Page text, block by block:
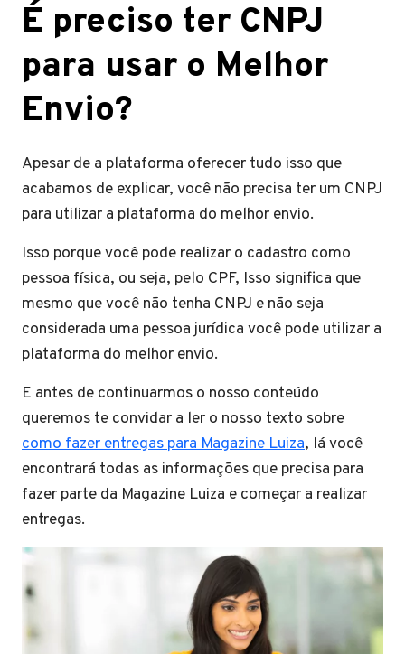
É preciso ter CNPJ
para usar o Melhor
Envio?
Apesar de a plataforma oferecer tudo isso que
acabamos de explicar, você não precisa ter um CNPJ
para utilizar a plataforma do melhor envio.
Isso porque você pode realizar o cadastro como
pessoa física, ou seja, pelo CPF, Isso significa que
mesmo que você não tenha CNPJ e não seja
considerada uma pessoa jurídica você pode utilizar a
plataforma do melhor envio.
E antes de continuarmos o nosso conteúdo
queremos te convidar a ler o nosso texto sobre
como fazer entregas para Magazine Luiza, lá você
encontrará todas as informações que precisa para
fazer parte da Magazine Luiza e começar a realizar
entregas.